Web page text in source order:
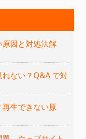
原因と対処法解
れない？Q&A で対
再生できない原